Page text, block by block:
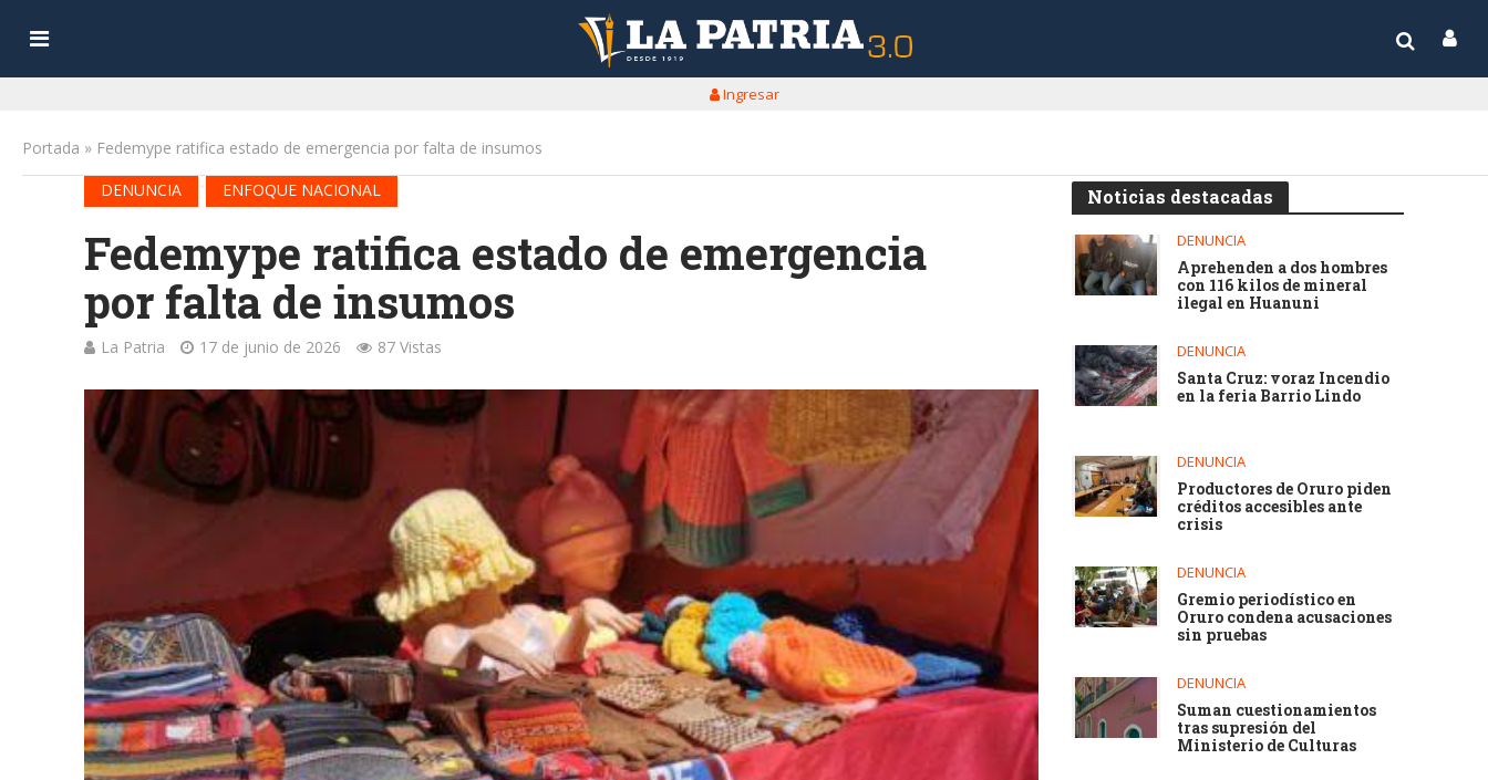
Ingresar
Portada » Fedemype ratifica estado de emergencia por falta de insumos
DENUNCIA
ENFOQUE NACIONAL
Fedemype ratifica estado de emergencia
por falta de insumos
La Patria 17 de junio de 2026 87 Vistas
Noticias destacadas
DENUNCIA
Aprehenden a dos hombres
con 116 kilos de mineral
ilegal en Huanuni
DENUNCIA
Santa Cruz: voraz Incendio
en la feria Barrio Lindo
DENUNCIA
Productores de Oruro piden
créditos accesibles ante
crisis
DENUNCIA
Gremio periodístico en
Oruro condena acusaciones
sin pruebas
DENUNCIA
Suman cuestionamientos
tras supresión del
Ministerio de Culturas